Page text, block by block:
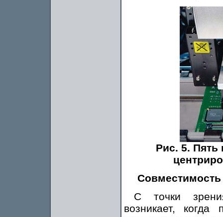
Рис. 5. Пять
С точки
возникает, когда